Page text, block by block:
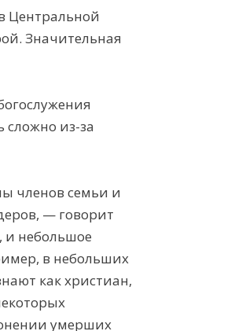
Центральной
Значительная
из-за
членов семьи и
— говорит
и небольшое
в небольших
как христиан,
умерших